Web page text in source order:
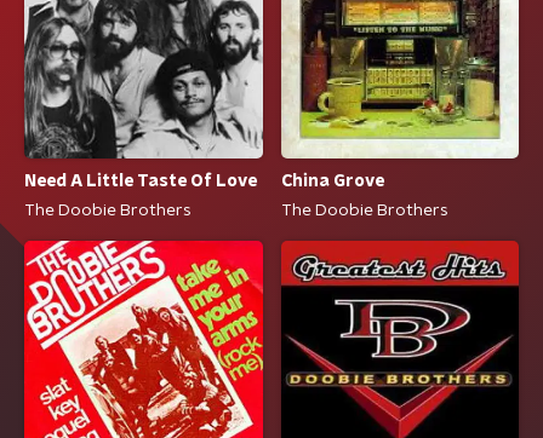
Need A Little Taste Of Love
The Doobie Brothers
China Grove
The Doobie Brothers